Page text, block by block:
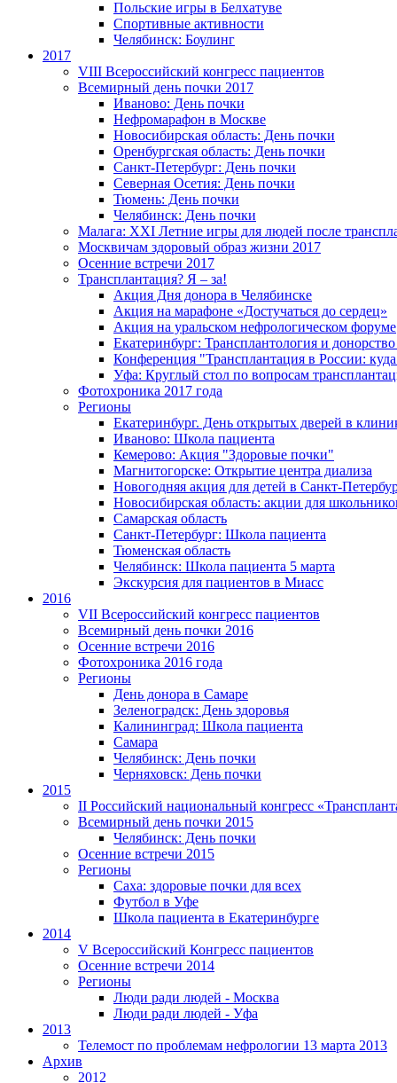
Польские игры в Белхатуве
Спортивные активности
Челябинск: Боулинг
2017
VIII Всероссийский конгресс пациентов
Всемирный день почки 2017
Иваново: День почки
Нефромарафон в Москве
Новосибирская область: День почки
Оренбургская область: День почки
Санкт-Петербург: День почки
Северная Осетия: День почки
Тюмень: День почки
Челябинск: День почки
Малага: XXI Летние игры для людей после
Москвичам здоровый образ жизни 2017
Осенние встречи 2017
Трансплантация? Я – за!
Акция Дня донора в Челябинске
Акция на марафоне «Достучаться до сердец»
Акция на уральском нефрологическом форуме
Екатеринбург: Трансплантология и
Конференция "Трансплантация в России:
Уфа: Круглый стол по вопросам
Фотохроника 2017 года
Регионы
Екатеринбург. День открытых дверей в
Иваново: Школа пациента
Кемерово: Акция "Здоровые почки"
Магнитогорске: Открытие центра диализа
Новогодняя акция для детей в Санкт-
Новосибирская область: акции для
Самарская область
Санкт-Петербург: Школа пациента
Тюменская область
Челябинск: Школа пациента 5 марта
Экскурсия для пациентов в Миасс
2016
VII Всероссийский конгресс пациентов
Всемирный день почки 2016
Осенние встречи 2016
Фотохроника 2016 года
Регионы
День донора в Самаре
Зеленоградск: День здоровья
Калининград: Школа пациента
Самара
Челябинск: День почки
Черняховск: День почки
2015
II Российский национальный конгресс
Всемирный день почки 2015
Челябинск: День почки
Осенние встречи 2015
Регионы
Саха: здоровые почки для всех
Футбол в Уфе
Школа пациента в Екатеринбурге
2014
V Всероссийский Конгресс пациентов
Осенние встречи 2014
Регионы
Люди ради людей - Москва
Люди ради людей - Уфа
2013
Телемост по проблемам нефрологии 13 марта 2013
Архив
2012